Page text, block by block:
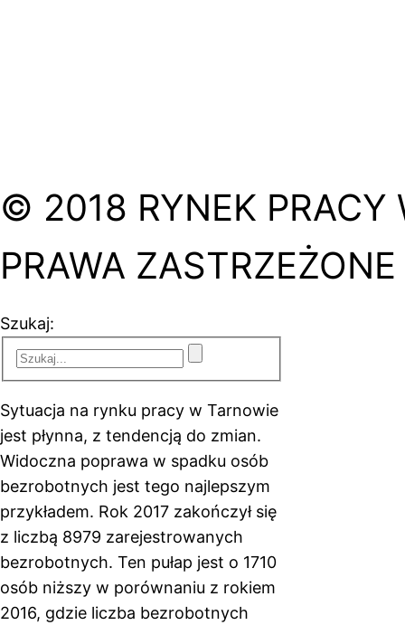
© 2018 RYNEK PRACY
PRAWA ZASTRZEŻONE
Szukaj:
Sytuacja na rynku pracy w Tarnowie
jest płynna, z tendencją do zmian.
Widoczna poprawa w spadku osób
bezrobotnych jest tego najlepszym
przykładem. Rok 2017 zakończył się
z liczbą 8979 zarejestrowanych
bezrobotnych. Ten pułap jest o 1710
osób niższy w porównaniu z rokiem
2016, gdzie liczba bezrobotnych